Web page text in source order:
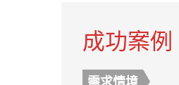
成功案
需求情境